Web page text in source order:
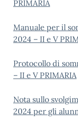
PRIMARIA
Manuale per il
2024 – II e V
Protocollo di
– II e V PRIMARIA
Nota sullo
2024 per gli